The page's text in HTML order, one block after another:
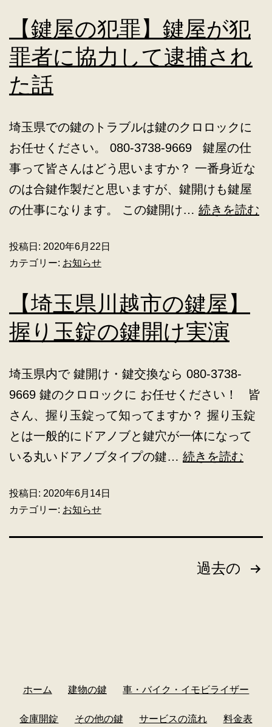
【鍵屋の犯罪】鍵屋が犯
罪者に協力して逮捕され
た話
埼玉県での鍵のトラブルは鍵のクロロックに
お任せください。 080-3738-9669 鍵屋の仕
事って皆さんはどう思いますか？ 一番身近な
のは合鍵作製だと思いますが、鍵開けも鍵屋
の仕事になります。 この鍵開け… 続きを読む
投稿日: 2020年6月22日
カテゴリー: お知らせ
【埼玉県川越市の鍵屋】
握り玉錠の鍵開け実演
埼玉県内で 鍵開け・鍵交換なら 080-3738-
9669 鍵のクロロックに お任せください！ 皆
さん、握り玉錠って知ってますか？ 握り玉錠
とは一般的にドアノブと鍵穴が一体になって
いる丸いドアノブタイプの鍵… 続きを読む
投稿日: 2020年6月14日
カテゴリー: お知らせ
過去の
ホーム 建物の鍵 車・バイク・イモビライザー
金庫開錠 その他の鍵 サービスの流れ 料金表